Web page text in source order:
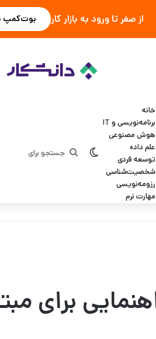
از صفر تا ورود به بازار کار بوت‌کمپ
خانه
برنامه‌نویسی و IT
هوش مصنوعی
علم داده
توسعه فردی
شخصیت‌شناسی
رزومه‌نویسی
مهارت نرم
تغییر پوسته
جستجو